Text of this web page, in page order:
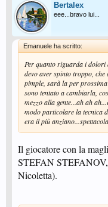
Bertalex
eee...bravo lui...
Emanuele ha scritto:
Per quanto riguarda i dolori
devo aver spinto troppo,
pimple, sarà la per
sono tentato a cambiarla,
mezzo alla gente...ah ah
modo particolare la tecnica
era il più
Il giocatore con la
STEFAN
Nicoletta).